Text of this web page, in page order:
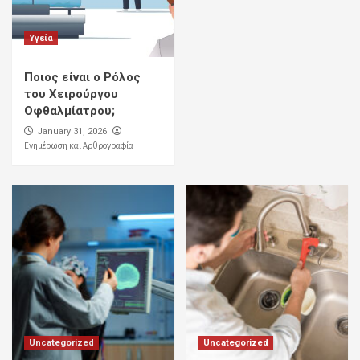
Υγεία
Ποιος είναι ο Ρόλος
του Χειρούργου
Οφθαλμίατρου;
January 31, 2026
Ενημέρωση και Αρθρογραφία
Uncategorized Uncategorized